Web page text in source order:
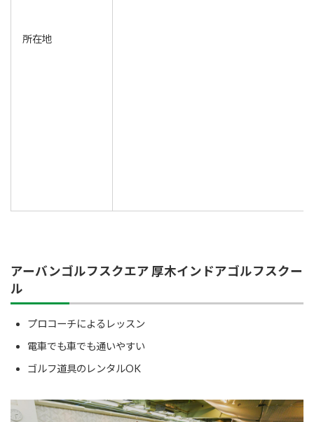
所在地
アーバンゴルフスクエア 厚木インドアゴルフスクー
ル
プロコーチによるレッスン
電車でも車でも通いやすい
ゴルフ道具のレンタルOK